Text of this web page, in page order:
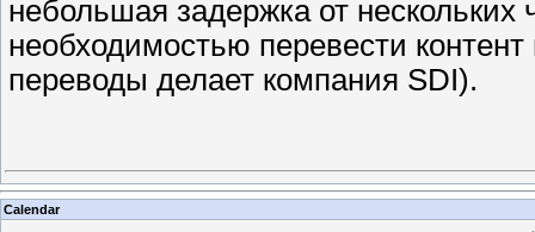
небольшая задержка от нескольких
необходимостью перевести
переводы делает компания SDI).
Calendar